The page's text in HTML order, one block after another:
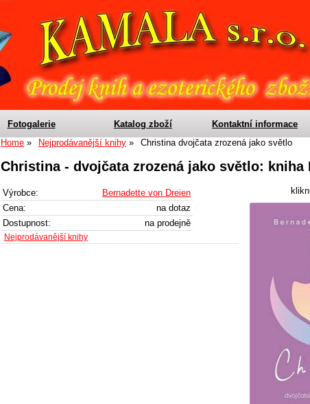
Fotogalerie Katalog zboží
Kontaktní informace
Home
Nejprodávanější knihy Christina dvojčata zrozená jako světlo
Christina - dvojčata zrozená jako světlo: kniha
Výrobce:
Bernadette von Dreien
Cena:
na dotaz
Dostupnost:
na prodejně
Nejprodávanější knihy